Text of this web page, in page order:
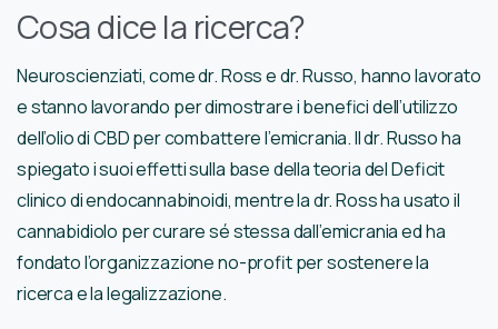
Cosa dice la ricerca?
Neuroscienziati, come dr. Ross e dr. Russo, hanno lavorato
e stanno lavorando per dimostrare i benefici dell’utilizzo
dell’olio di CBD per combattere l’emicrania. Il dr. Russo ha
spiegato i suoi effetti sulla base della teoria del Deficit
clinico di endocannabinoidi, mentre la dr. Ross ha usato il
cannabidiolo per curare sé stessa dall’emicrania ed ha
fondato l’organizzazione no-profit per sostenere la
ricerca e la legalizzazione.